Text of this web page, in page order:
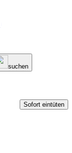
suchen
Sofort eintüten